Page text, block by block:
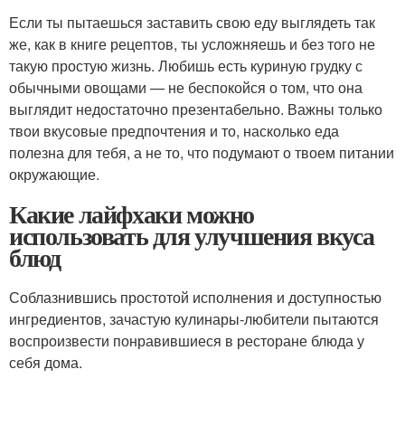
Если ты пытаешься заставить свою еду выглядеть так
же, как в книге рецептов, ты усложняешь и без того не
такую простую жизнь. Любишь есть куриную грудку с
обычными овощами — не беспокойся о том, что она
выглядит недостаточно презентабельно. Важны только
твои вкусовые предпочтения и то, насколько еда
полезна для тебя, а не то, что подумают о твоем питании
окружающие.
Какие лайфхаки можно
использовать для улучшения вкуса
блюд
Соблазнившись простотой исполнения и доступностью
ингредиентов, зачастую кулинары-любители пытаются
воспроизвести понравившиеся в ресторане блюда у
себя дома.